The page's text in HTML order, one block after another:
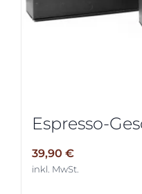
Espresso-
39,90 €
inkl. MwSt.